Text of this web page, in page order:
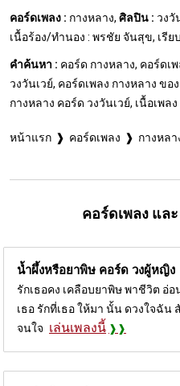
คอร์ดเพลง : กางหลาง, ศิลปิน : วงวั
เนื้อร้อง/ทำนอง : พรชัย จันสุข, เรีย
คำค้นหา : คอร์ด กางหลาง, คอร์ดเ
วงวันเวย์, คอร์ดเพลง กางหลาง ขอ
กางหลาง คอร์ด วงวันเวย์, เนื้อเพล
หน้าแรก คอร์ดเพลง กางหลา
คอร์ดเพลง แล
น้ำผึ้งหรือยาพิษ คอร์ด วงผู้หญิง
รักเธอคง เคลือบยาพิษ พาชีวิต อ่อ
เธอ รักที่เธอ ให้มา นั้น ดวงใจฉัน
จนใจ เล่นเพลงนี้